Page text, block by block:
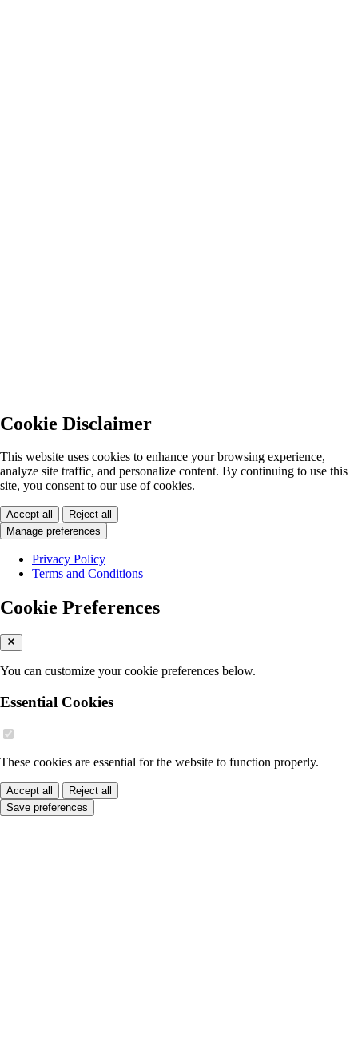
Cookie Disclaimer
This website uses cookies to enhance your browsing experience,
analyze site traffic, and personalize content. By continuing to use this
site, you consent to our use of cookies.
Accept all
Reject all
Manage preferences
Privacy Policy
Terms and Conditions
Cookie Preferences
You can customize your cookie preferences below.
Essential Cookies
These cookies are essential for the website to function properly.
Accept all
Reject all
Save preferences